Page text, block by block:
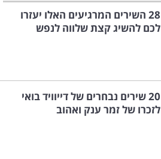
28 השירים המרגיעים האלו יעזרו
לכם להשיג קצת שלווה לנפש
20 שירים נבחרים של דייוויד בואי
לזכרו של זמר ענק ואהוב